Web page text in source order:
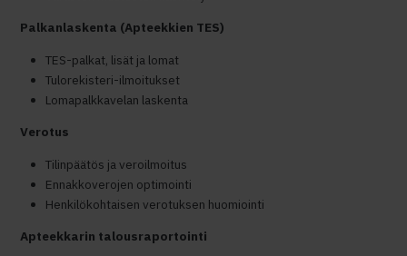
Palkanlaskenta (Apteekkien TES)
TES-palkat, lisät ja lomat
Tulorekisteri-ilmoitukset
Lomapalkkavelan laskenta
Verotus
Tilinpäätös ja veroilmoitus
Ennakkoverojen optimointi
Henkilökohtaisen verotuksen huomiointi
Apteekkarin talousraportointi